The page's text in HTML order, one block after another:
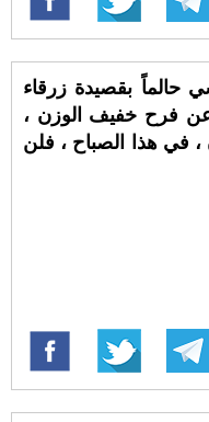
بقصيدة زرقاء
فرح خفيف الوزن ،
في هذا الصباح ، فلن